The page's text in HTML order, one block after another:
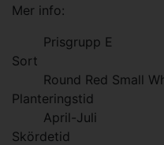
Mer info:
Prisgrupp E
Sort
Round Red Small
Planteringstid
April-Juli
Skördetid